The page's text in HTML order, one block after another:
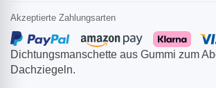
Dichtungsmanschette aus Gummi zum
Dachziegeln.
Akzeptierte Zahlungsarten